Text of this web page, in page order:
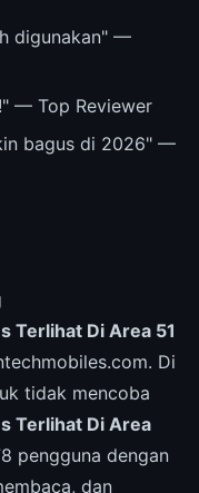
digunakan" —
— Top Reviewer
bagus di 2026" —
Terlihat Di Area 51
Di
tidak mencoba
Terlihat Di Area
pengguna dengan
dan